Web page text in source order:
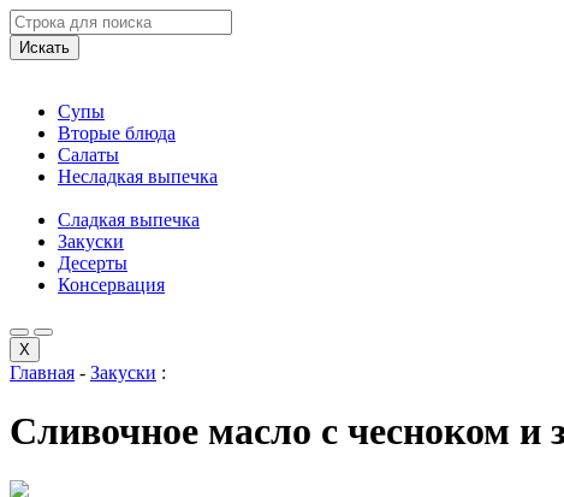
Искать
Супы
Вторые блюда
Салаты
Несладкая выпечка
Сладкая выпечка
Закуски
Десерты
Консервация
X
Главная - Закуски :
Сливочное масло с чесноком и